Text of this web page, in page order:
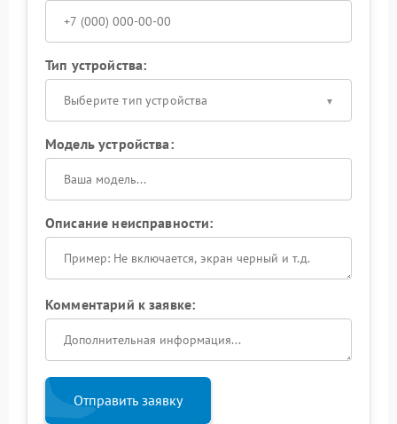
Тип устройства:
Выберите тип устройства
Модель устройства:
Описание неисправности:
Комментарий к заявке:
Отправить заявку